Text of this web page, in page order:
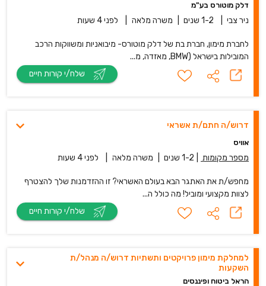
דלק מוטורס בע"מ
ניר צבי 1-2 שנים משרה מלאה לפני 4 שעות
לחברת מימון, חברת בת של דלק מוטורס- מיבואניות ומשווקות הרכב
המובילות בישראל (BMW, מאזדה, מ...
דרוש/ה חתם/ת אשראי
אוויס
מספר מקומות 1-2 שנים משרה מלאה לפני 4 שעות
מחפש/ת את האתגר הבא בעולם האשראי? זו ההזדמנות שלך להצטרף
לצוות מקצועי ומוביל! מה כולל ה...
למחלקת מימון פרויקטים ותשתיות דרוש/ה מנהל/ת
השקעות
הראל ביטוח ופיננסים